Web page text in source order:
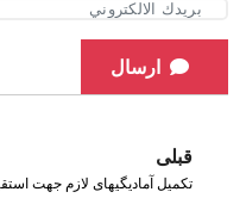
ارسال
قبلی
تکمیل آمادیگیهای لازم جهت